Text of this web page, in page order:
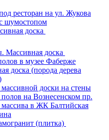
ресторан на ул. Жукова
шумостопом
доска
Массивная доска
в музее Фаберже
доска (порода дерева
доски на стены
на Вознесенском пр.
массива в ЖК Балтийская
(плитка)